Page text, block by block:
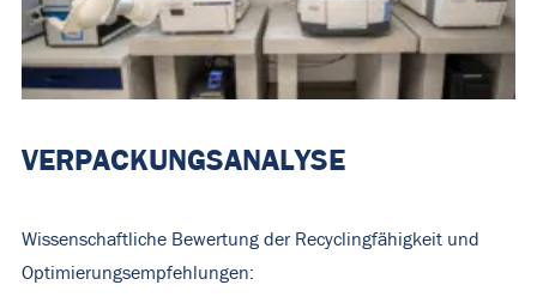
VERPACKUNGSANALYSE
Wissenschaftliche Bewertung der Recyclingfähigkeit und
Optimierungsempfehlungen: